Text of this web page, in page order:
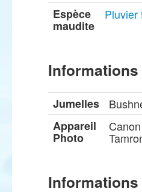
Espèce
maudite
Pluvier
Jumelles
Appareil
Photo